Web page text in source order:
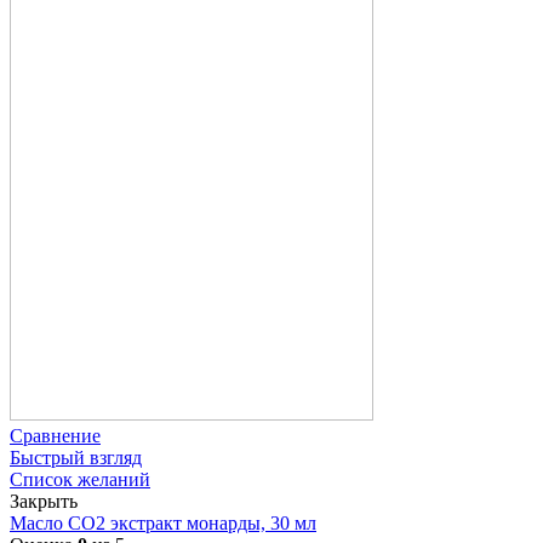
Сравнение
Быстрый взгляд
Список желаний
Закрыть
Масло СО2 экстракт монарды, 30 мл